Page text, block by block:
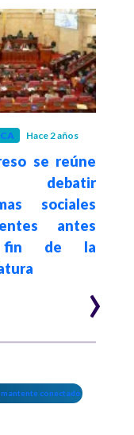
Hace 2 años
se reúne
debatir
sociales
antes
de la
›
conectado